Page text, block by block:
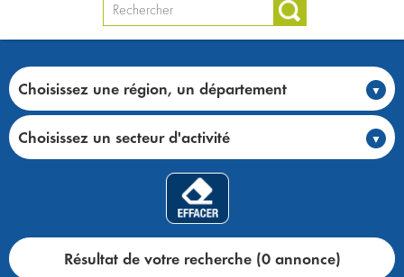
Choisissez une région, un département
Choisissez un secteur d'activité
Résultat de votre recherche (0 annonce)